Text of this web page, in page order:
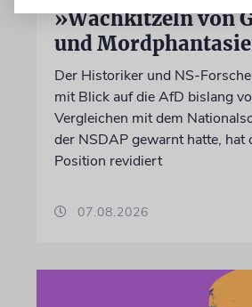
»Wachkitzeln von
und
Der Historiker und NS-
mit Blick auf die AfD bislang
Vergleichen mit dem
der NSDAP gewarnt hatte, hat
Position revidiert
07.08.2026